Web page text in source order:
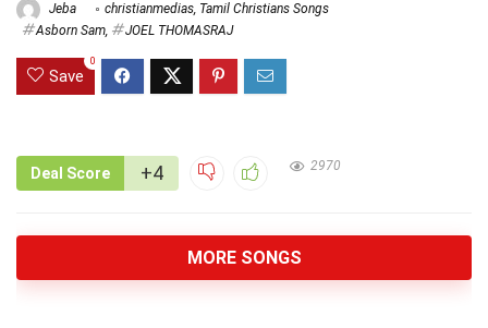
Jeba christianmedias, Tamil Christians Songs
Asborn Sam, JOEL THOMASRAJ
Save
0
Deal Score +4 2970
MORE SONGS